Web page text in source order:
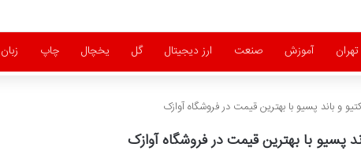
تهران آموزش صنعت ارز دیجیتال گل یخچال چاپ زبان
و باند پسیو با بهترین قیمت در فروشگاه آوازک
پسیو با بهترین قیمت در فروشگاه آوازک